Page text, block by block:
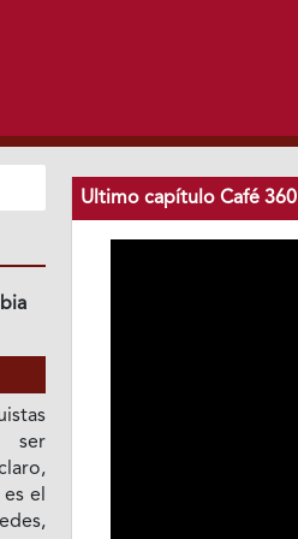
ser
el
Ultimo capítulo Café 360